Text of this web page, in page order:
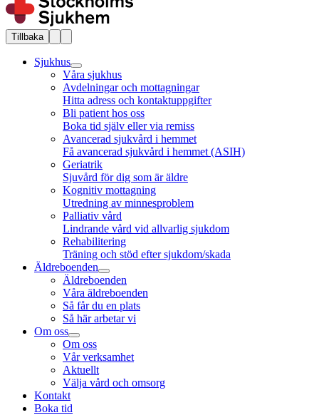
Tillbaka
Sjukhus
Våra sjukhus
Avdelningar och mottagningar
Hitta adress och kontaktuppgifter
Bli patient hos oss
Boka tid själv eller via remiss
Avancerad sjukvård i hemmet
Få avancerad sjukvård i hemmet (ASIH)
Geriatrik
Sjuvård för dig som är äldre
Kognitiv mottagning
Utredning av minnesproblem
Palliativ vård
Lindrande vård vid allvarlig sjukdom
Rehabilitering
Träning och stöd efter sjukdom/skada
Äldreboenden
Äldreboenden
Våra äldreboenden
Så får du en plats
Så här arbetar vi
Om oss
Om oss
Vår verksamhet
Aktuellt
Välja vård och omsorg
Kontakt
Boka tid